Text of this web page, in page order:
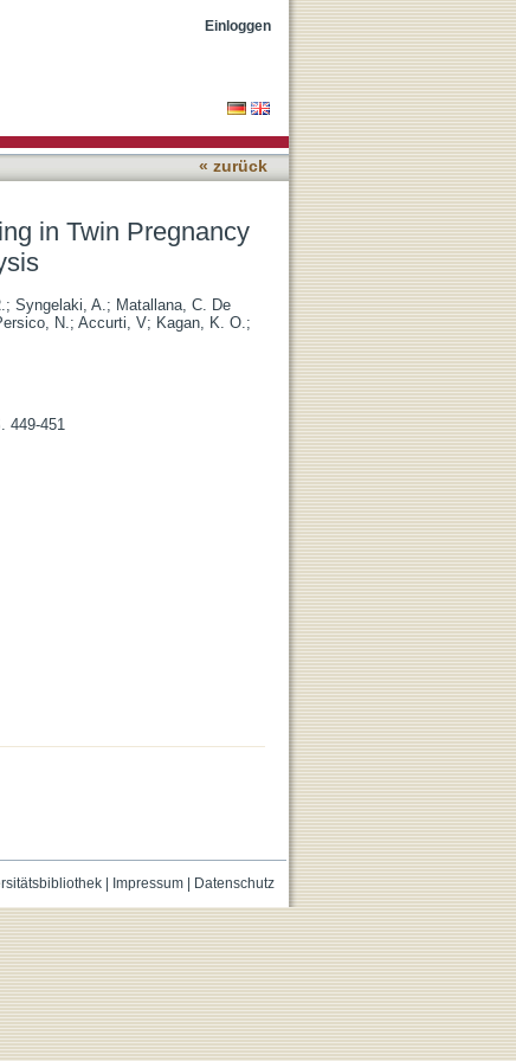
From PropensityEinloggen
« zurück
in Twin Pregnancy
; Syngelaki, A.; Matallana, C. De
N.; Accurti, V; Kagan, K. O.;
449-451
| Impressum| Datenschutz